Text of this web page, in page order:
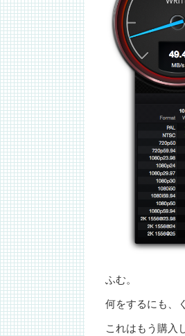
ふむ。
何をするにも、
これはもう購入